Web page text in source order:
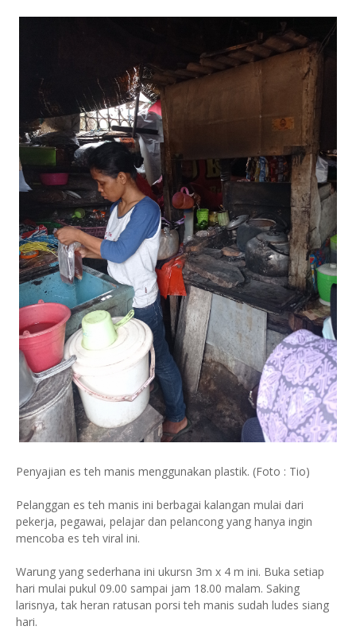
Penyajian es teh manis menggunakan plastik. (Foto : Tio)
Pelanggan es teh manis ini berbagai kalangan mulai dari
pekerja, pegawai, pelajar dan pelancong yang hanya ingin
mencoba es teh viral ini.
Warung yang sederhana ini ukursn 3m x 4 m ini. Buka setiap
hari mulai pukul 09.00 sampai jam 18.00 malam. Saking
larisnya, tak heran ratusan porsi teh manis sudah ludes siang
hari.